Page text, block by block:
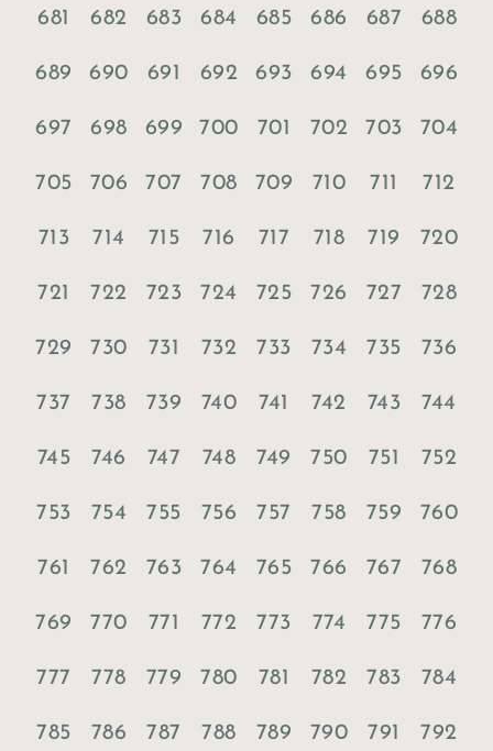
681 682 683 684 685 686 687 688
689 690 691 692 693 694 695 696
697 698 699 700 701 702 703 704
705 706 707 708 709 710 711 712
713 714 715 716 717 718 719 720
721 722 723 724 725 726 727 728
729 730 731 732 733 734 735 736
737 738 739 740 741 742 743 744
745 746 747 748 749 750 751 752
753 754 755 756 757 758 759 760
761 762 763 764 765 766 767 768
769 770 771 772 773 774 775 776
777 778 779 780 781 782 783 784
785 786 787 788 789 790 791 792